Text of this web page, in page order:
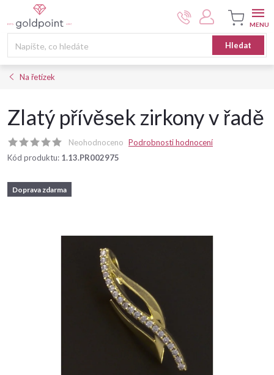
na
Hledat
Nákupní
košík
Na řetízek
Zlatý přívěsek zirkony v řadě
Neohodnoceno Podrobnosti hodnocení
Kód produktu: 1.13.PR002975
Doprava zdarma